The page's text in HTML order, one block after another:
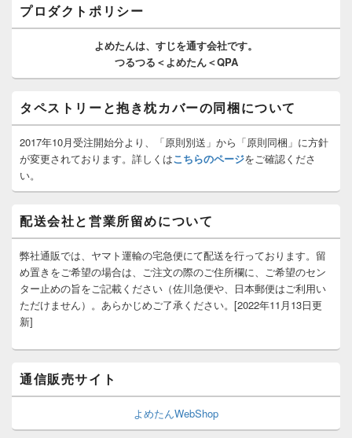
ー
ッ
エ
リ
ア
プロダクトポリシー
よめたんは、 すじを通す会社です。
つるつる＜よめたん＜QPA
タペストリーと抱き枕カバーの同梱について
2017年10月受注開始分より、「原則別送」から「原則同梱」に方針
が変更されております。詳しくはこちらのページをご確認くださ
い。
配送会社と営業所留めについて
弊社通販では、ヤマト運輸の宅急便にて配送を行っております。留
め置きをご希望の場合は、ご注文の際のご住所欄に、ご希望のセン
ター止めの旨をご記載ください（佐川急便や、日本郵便はご利用い
ただけません）。あらかじめご了承ください。[2022年11月13日更
新]
通信販売サイト
よめたんWebShop